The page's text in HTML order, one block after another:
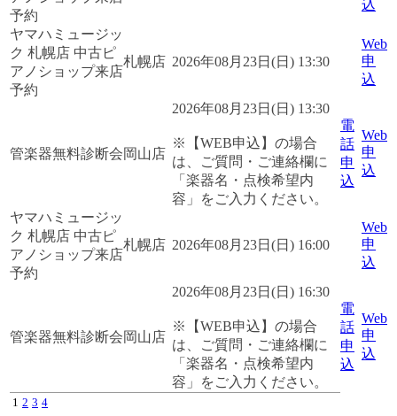
予約
込
ヤマハミュージッ
ク 札幌店 中古ピ
アノショップ来店
予約
札幌店 2026年08月23日(日) 13:30
Web
申
込
管楽器無料診断会岡山店
2026年08月23日(日) 13:30
※【WEB申込】の場合
は、ご質問・ご連絡欄に
「楽器名・点検希望内
容」をご入力ください。
電
話
申
込
Web
申
込
ヤマハミュージッ
ク 札幌店 中古ピ
アノショップ来店
予約
札幌店 2026年08月23日(日) 16:00
Web
申
込
管楽器無料診断会岡山店
2026年08月23日(日) 16:30
※【WEB申込】の場合
は、ご質問・ご連絡欄に
「楽器名・点検希望内
容」をご入力ください。
電
話
申
込
Web
申
込
1 2 3 4